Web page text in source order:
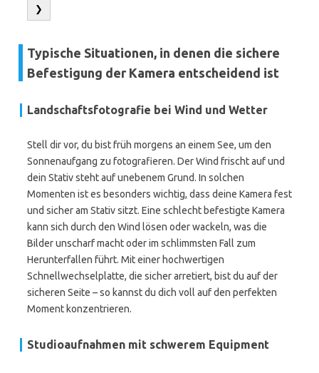
❯
Typische Situationen, in denen die sichere
Befestigung der Kamera entscheidend ist
Landschaftsfotografie bei Wind und Wetter
Stell dir vor, du bist früh morgens an einem See, um den
Sonnenaufgang zu fotografieren. Der Wind frischt auf und
dein Stativ steht auf unebenem Grund. In solchen
Momenten ist es besonders wichtig, dass deine Kamera fest
und sicher am Stativ sitzt. Eine schlecht befestigte Kamera
kann sich durch den Wind lösen oder wackeln, was die
Bilder unscharf macht oder im schlimmsten Fall zum
Herunterfallen führt. Mit einer hochwertigen
Schnellwechselplatte, die sicher arretiert, bist du auf der
sicheren Seite – so kannst du dich voll auf den perfekten
Moment konzentrieren.
Studioaufnahmen mit schwerem Equipment